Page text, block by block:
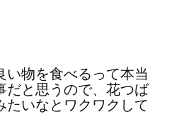
い物を食べるって本当
だと思うので、花つば
たいなとワクワクして